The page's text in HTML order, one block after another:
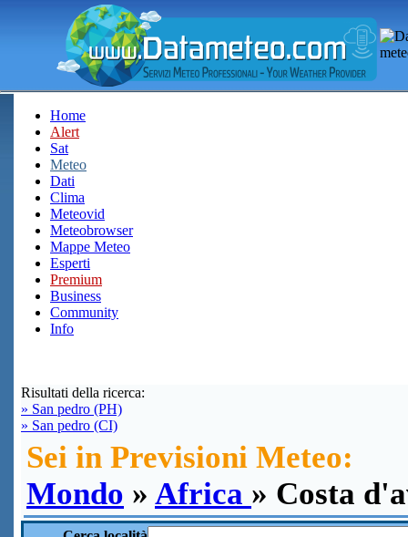
Home
Alert
Sat
Meteo
Dati
Clima
Meteovid
Meteobrowser
Mappe Meteo
Esperti
Premium
Business
Community
Info
Risultati della ricerca:
» San pedro (PH)
» San pedro (CI)
Sei in Previsioni Meteo:
Mondo » Africa » Costa